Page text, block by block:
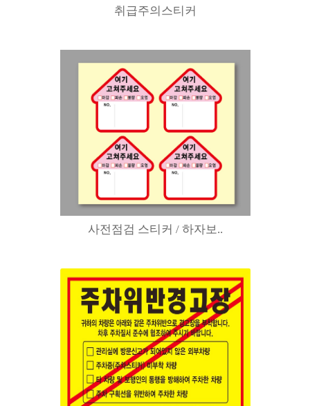
취급주의스티커
사전점검 스티커 / 하자보..